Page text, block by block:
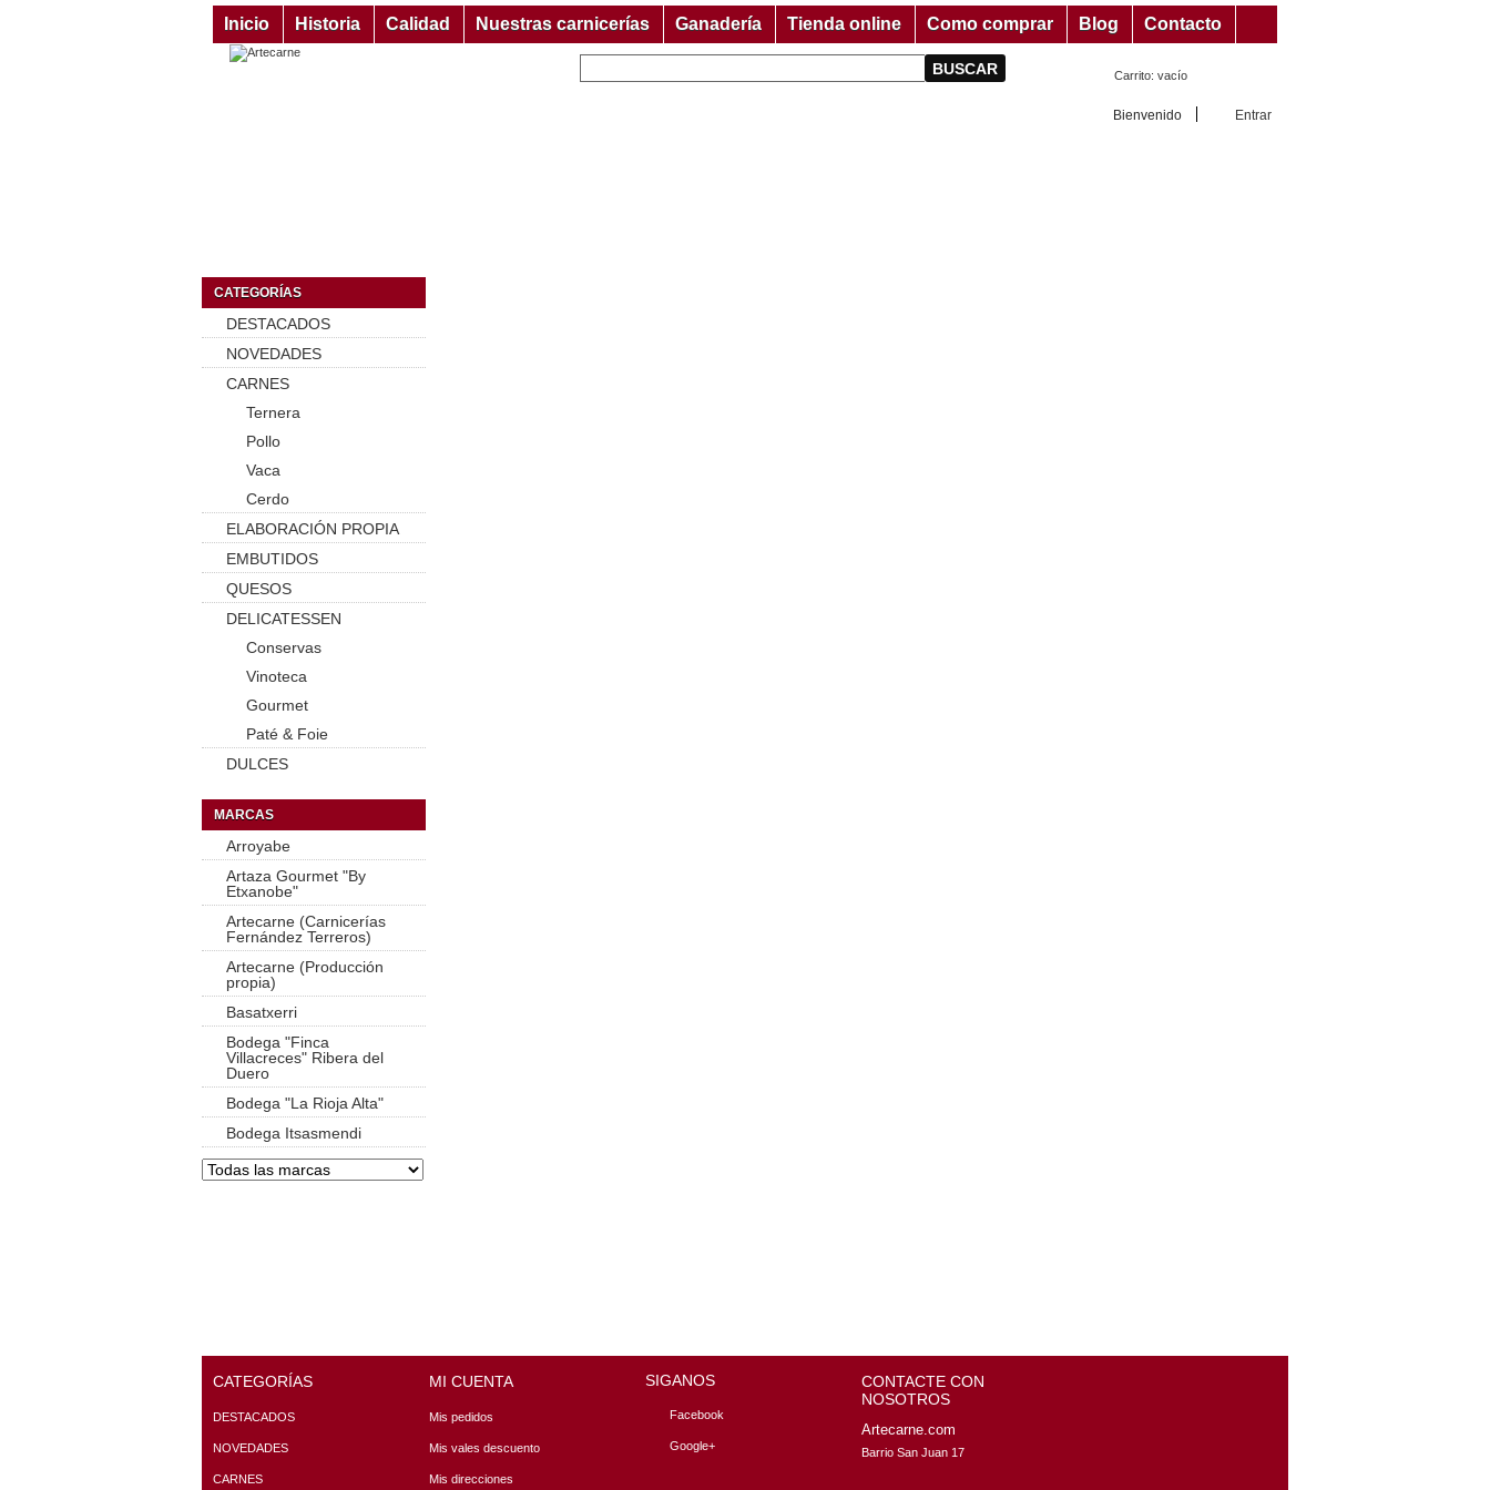
Inicio Historia Calidad Nuestras carnicerías Ganadería Tienda online Como comprar Blog Contacto
Carrito: vacío
Bienvenido Entrar
CATEGORÍAS
DESTACADOS
NOVEDADES
CARNES
Ternera
Pollo
Vaca
Cerdo
ELABORACIÓN PROPIA
EMBUTIDOS
QUESOS
DELICATESSEN
Conservas
Vinoteca
Gourmet
Paté & Foie
DULCES
MARCAS
Arroyabe
Artaza Gourmet "By
Etxanobe"
Artecarne (Carnicerías
Fernández Terreros)
Artecarne (Producción
propia)
Basatxerri
Bodega "Finca
Villacreces" Ribera del
Duero
Bodega "La Rioja Alta"
Bodega Itsasmendi
CATEGORÍAS
DESTACADOS
NOVEDADES
CARNES
MI CUENTA
Mis pedidos
Mis vales descuento
Mis direcciones
SIGANOS
Facebook
Google+
CONTACTE CON
NOSOTROS
Artecarne.com
Barrio San Juan 17